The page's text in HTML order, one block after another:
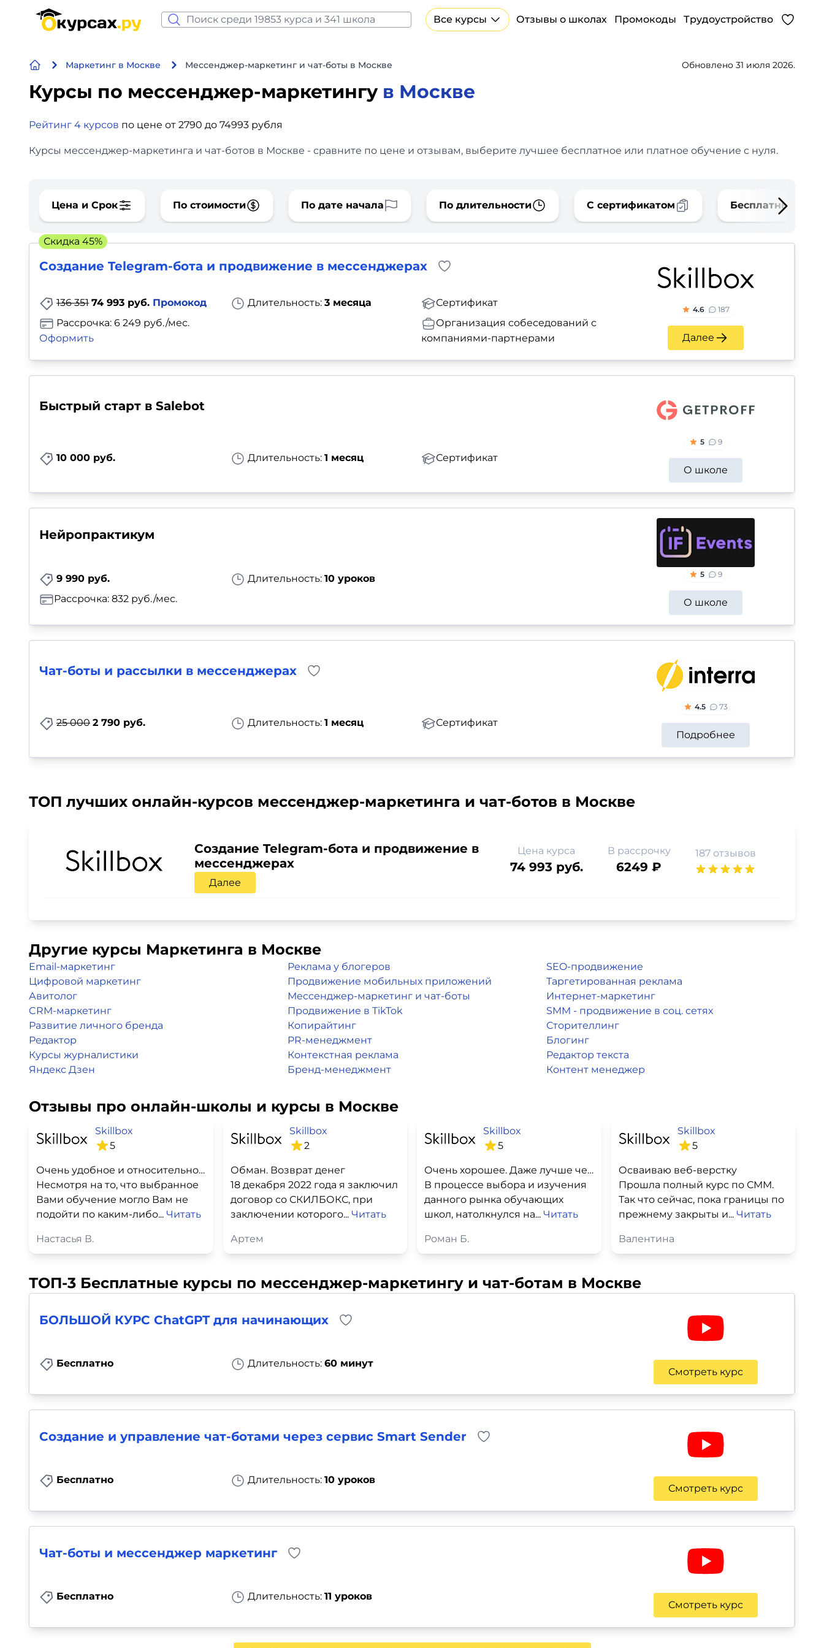
Все курсы Отзывы о школах Промокоды Трудоустройство
Маркетинг в Москве Мессенджер-маркетинг и чат-боты в Москве Обновлено 31 июля 2026.
Курсы по мессенджер-маркетингу в Москве
Рейтинг 4 курсов по цене от 2790 до 74993 рубля
Курсы мессенджер-маркетинга и чат-ботов в Москве - сравните по цене и отзывам, выберите лучшее бесплатное или платное обучение с нуля.
Цена и Срок По стоимости По дате начала По длительности С сертификатом Бесплатные
Создание Telegram-бота и продвижение в мессенджерах
136 351 74 993 руб. Промокод Длительность: 3 месяца
Сертификат
Рассрочка: 6 249 руб./мес.
Оформить
Организация собеседований с
компаниями-партнерами
4.6 187
Далее
Скидка 45%
Быстрый старт в Salebot
10 000 руб. Длительность: 1 месяц Сертификат
5 9
О школе
Нейропрактикум
9 990 руб. Длительность: 10 уроков
Рассрочка: 832 руб./мес.
5 9
О школе
Чат-боты и рассылки в мессенджерах
25 000 2 790 руб. Длительность: 1 месяц Сертификат
4.5 73
Подробнее
ТОП лучших онлайн-курсов мессенджер-маркетинга и чат-ботов в Москве
Создание Telegram-бота и продвижение в
мессенджерах
Далее
Цена курса
74 993 руб.
В рассрочку
6249 ₽
187 отзывов
Другие курсы Маркетинга в Москве
Email-маркетинг
Цифровой маркетинг
Авитолог
CRM-маркетинг
Развитие личного бренда
Редактор
Курсы журналистики
Яндекс Дзен
Реклама у блогеров
Продвижение мобильных приложений
Мессенджер-маркетинг и чат-боты
Продвижение в TikTok
Копирайтинг
PR-менеджмент
Контекстная реклама
Бренд-менеджмент
SEO-продвижение
Таргетированная реклама
Интернет-маркетинг
SMM - продвижение в соц. сетях
Сторителлинг
Блогинг
Редактор текста
Контент менеджер
Отзывы про онлайн-школы и курсы в Москве
Skillbox
5
Очень удобное и относительно недорогое обучение
Несмотря на то, что выбранное
Вами обучение могло Вам не
подойти по каким-либо... Читать
Настасья В.
Skillbox
2
Обман. Возврат денег
18 декабря 2022 года я заключил
договор со СКИЛБОКС, при
заключении которого... Читать
Артем
Skillbox
5
Очень хорошее. Даже лучше чем ожидалось
В процессе выбора и изучения
данного рынка обучающих
школ, натолкнулся на... Читать
Роман Б.
Skillbox
5
Осваиваю веб-верстку
Прошла полный курс по СММ.
Так что сейчас, пока границы по
прежнему закрыты и... Читать
Валентина
ТОП-3 Бесплатные курсы по мессенджер-маркетингу и чат-ботам в Москве
БОЛЬШОЙ КУРС ChatGPT для начинающих
Бесплатно Длительность: 60 минут
Смотреть курс
Создание и управление чат-ботами через сервис Smart Sender
Бесплатно Длительность: 10 уроков
Смотреть курс
Чат-боты и мессенджер маркетинг
Бесплатно Длительность: 11 уроков
Смотреть курс
Программирование
Бизнес и финансы
Дизайн
Видео, фото, аудио
Маркетинг
Иностранный язык
Для детей
Красота, здоровье, фитнес
Психология и саморазвитие
Тесты на профориентацию
Бесплатно